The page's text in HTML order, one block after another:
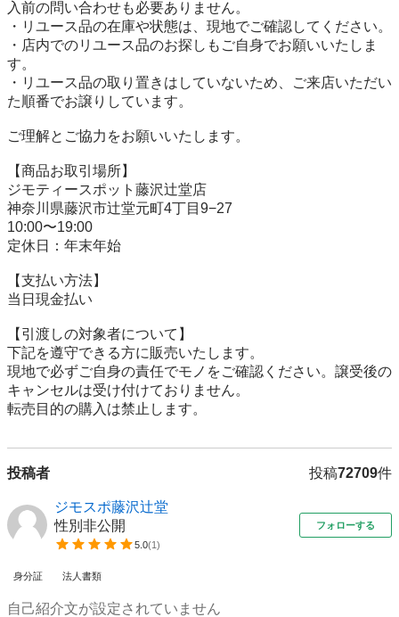
入前の問い合わせも必要ありません。
・リユース品の在庫や状態は、現地でご確認してください。
・店内でのリユース品のお探しもご自身でお願いいたしま
す。
・リユース品の取り置きはしていないため、ご来店いただい
た順番でお譲りしています。
ご理解とご協力をお願いいたします。
【商品お取引場所】
ジモティースポット藤沢辻堂店
神奈川県藤沢市辻堂元町4丁目9−27
10:00〜19:00
定休日：年末年始
【⽀払い⽅法】
当日現金払い
【引渡しの対象者について】
下記を遵守できる⽅に販売いたします。
現地で必ずご⾃⾝の責任でモノをご確認ください。譲受後の
キャンセルは受け付けておりません。
転売⽬的の購⼊は禁⽌します。
投稿者 投稿72709件
ジモスポ藤沢辻堂
性別非公開
5.0(1)
フォローする
身分証 法人書類
自己紹介文が設定されていません